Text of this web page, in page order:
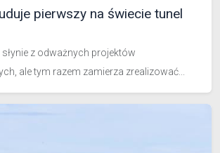
pierwszy na świecie tunel
z odważnych projektów
ale tym razem zamierza zrealizować...